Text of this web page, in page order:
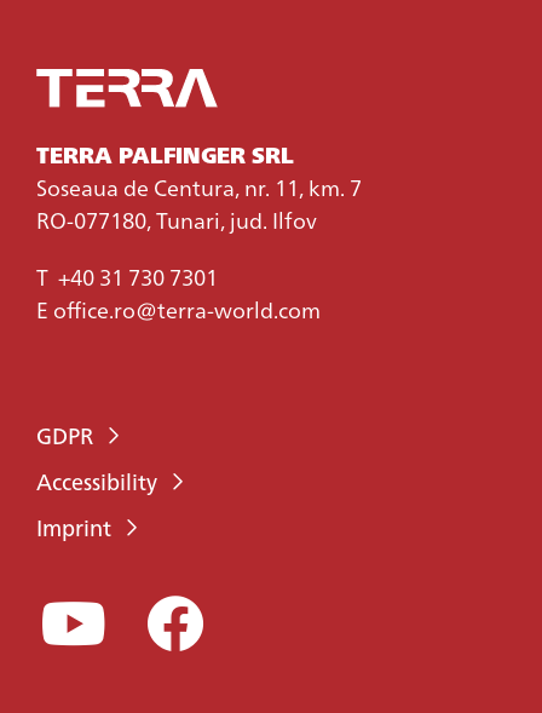
TERRA PALFINGER SRL
Soseaua de Centura, nr. 11, km. 7
RO-077180, Tunari, jud. Ilfov
T +40 31 730 7301
E office.ro@terra-world.com
GDPR
Accessibility
Imprint